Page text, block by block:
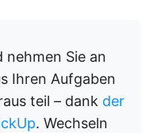
nehmen Sie an
Ihren Aufgaben
teil – dank der
. Wechseln